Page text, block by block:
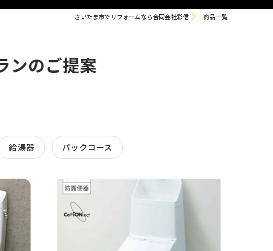
さいたま市でリフォームなら合同会社彩信 商品一覧
ンのご提案
給湯器 パックコース